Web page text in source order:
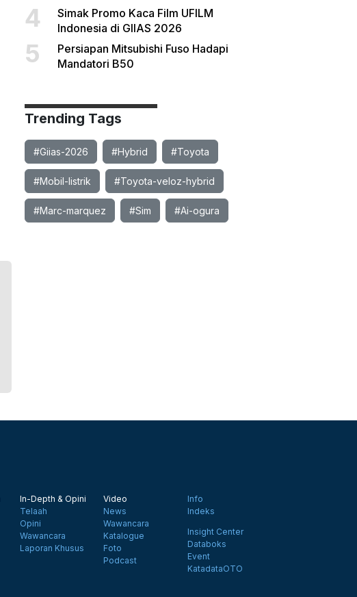
4
Simak Promo Kaca Film UFILM
Indonesia di GIIAS 2026
5
Persiapan Mitsubishi Fuso Hadapi
Mandatori B50
Trending Tags
#Giias-2026 #Hybrid #Toyota
#Mobil-listrik #Toyota-veloz-hybrid
#Marc-marquez #Sim #Ai-ogura
In-Depth & Opini
Telaah
Opini
Wawancara
Laporan Khusus
Video
News
Wawancara
Katalogue
Foto
Podcast
Info
Indeks
Insight Center
Databoks
Event
KatadataOTO